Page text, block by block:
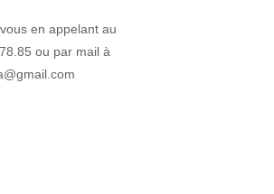
en appelant au
ou par mail à